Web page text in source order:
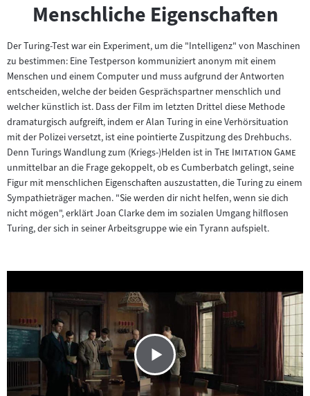
Menschliche Eigenschaften
Der Turing-Test war ein Experiment, um die "Intelligenz" von Maschinen
zu bestimmen: Eine Testperson kommuniziert anonym mit einem
Menschen und einem Computer und muss aufgrund der Antworten
entscheiden, welche der beiden Gesprächspartner menschlich und
welcher künstlich ist. Dass der Film im letzten Drittel diese Methode
dramaturgisch aufgreift, indem er Alan Turing in eine Verhörsituation
mit der Polizei versetzt, ist eine pointierte Zuspitzung des Drehbuchs.
Denn Turings Wandlung zum (Kriegs-)Helden ist in "
The Imitation Game
unmittelbar an die Frage gekoppelt, ob es Cumberbatch gelingt, seine
Figur mit menschlichen Eigenschaften auszustatten, die Turing zu einem
Sympathieträger machen. "Sie werden dir nicht helfen, wenn sie dich
nicht mögen", erklärt Joan Clarke dem im sozialen Umgang hilflosen
Turing, der sich in seiner Arbeitsgruppe wie ein Tyrann aufspielt.